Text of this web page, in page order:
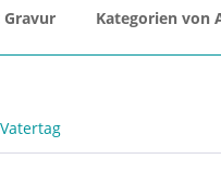
Kategorien von
Vatertag